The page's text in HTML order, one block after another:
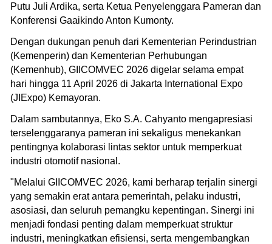
Putu Juli Ardika, serta Ketua Penyelenggara Pameran dan
Konferensi Gaaikindo Anton Kumonty.
Dengan dukungan penuh dari Kementerian Perindustrian
(Kemenperin) dan Kementerian Perhubungan
(Kemenhub), GIICOMVEC 2026 digelar selama empat
hari hingga 11 April 2026 di Jakarta International Expo
(JIExpo) Kemayoran.
Dalam sambutannya, Eko S.A. Cahyanto mengapresiasi
terselenggaranya pameran ini sekaligus menekankan
pentingnya kolaborasi lintas sektor untuk memperkuat
industri otomotif nasional.
"Melalui GIICOMVEC 2026, kami berharap terjalin sinergi
yang semakin erat antara pemerintah, pelaku industri,
asosiasi, dan seluruh pemangku kepentingan. Sinergi ini
menjadi fondasi penting dalam memperkuat struktur
industri, meningkatkan efisiensi, serta mengembangkan